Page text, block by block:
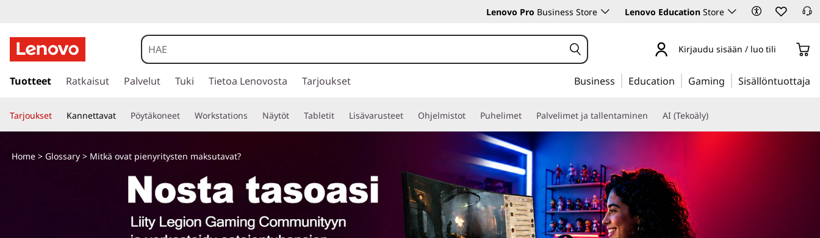
Lenovo Pro Business Store Lenovo Education Store
i
r
y
ä
Kirjaudu sisään / luo tili
Tuotteet Ratkaisut Palvelut Tuki Tietoa Lenovosta Tarjoukset Business Education Gaming Sisällöntuottaja
Tarjoukset Kannettavat Pöytäkoneet Workstations Näytöt Tabletit Lisävarusteet Ohjelmistot Puhelimet Palvelimet ja tallentaminen AI (Tekoäly)
Home> Glossary> Mitkä ovat pienyritysten maksutavat?